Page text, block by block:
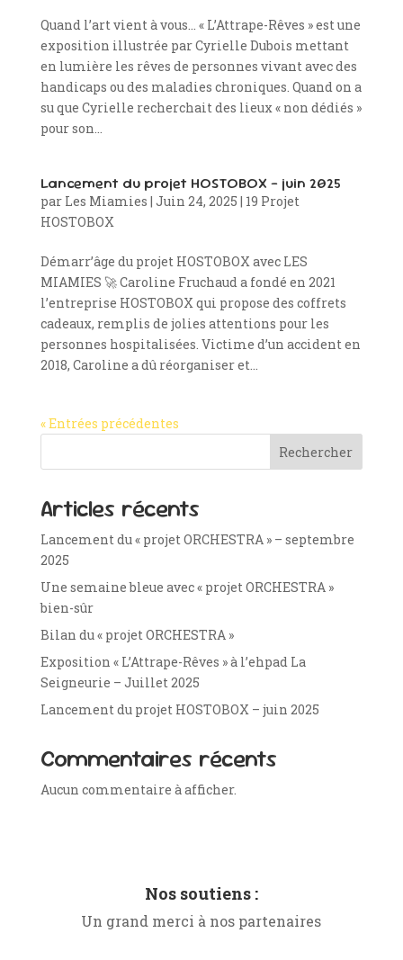
Quand l’art vient à vous… « L’Attrape-Rêves » est une
exposition illustrée par Cyrielle Dubois mettant
en lumière les rêves de personnes vivant avec des
handicaps ou des maladies chroniques. Quand on a
su que Cyrielle recherchait des lieux « non dédiés »
pour son...
Lancement du projet HOSTOBOX – juin 2025
par Les Miamies | Juin 24, 2025 | 19 Projet
HOSTOBOX
Démarr’âge du projet HOSTOBOX avec LES
MIAMIES 🚀 Caroline Fruchaud a fondé en 2021
l’entreprise HOSTOBOX qui propose des coffrets
cadeaux, remplis de jolies attentions pour les
personnes hospitalisées. Victime d’un accident en
2018, Caroline a dû réorganiser et...
« Entrées précédentes
Rechercher
Articles récents
Lancement du « projet ORCHESTRA » – septembre
2025
Une semaine bleue avec « projet ORCHESTRA »
bien-sûr
Bilan du « projet ORCHESTRA »
Exposition « L’Attrape-Rêves » à l’ehpad La
Seigneurie – Juillet 2025
Lancement du projet HOSTOBOX – juin 2025
Commentaires récents
Aucun commentaire à afficher.
Nos soutiens :
Un grand merci à nos partenaires